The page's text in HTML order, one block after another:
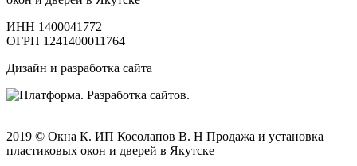
ИНН 1400041772
ОГРН 1241400011764
Дизайн и разработка сайта
2019 © Окна К. ИП Косолапов В. Н Продажа и установка
пластиковых окон и дверей в Якутске